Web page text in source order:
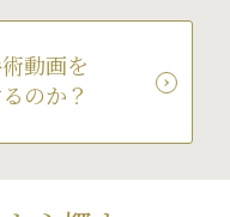
動画を
のか？